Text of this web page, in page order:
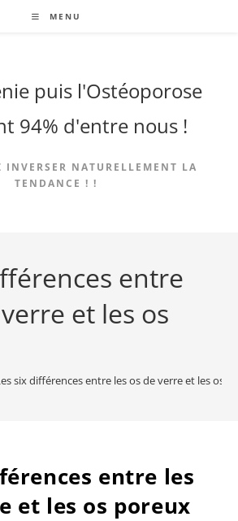
MENU
puis l'Ostéoporose
94% d'entre nous !
INVERSER NATURELLEMENT LA
TENDANCE ! !
entre
et les os
six différences entre les os de verre et les os
entre les
et les os poreux